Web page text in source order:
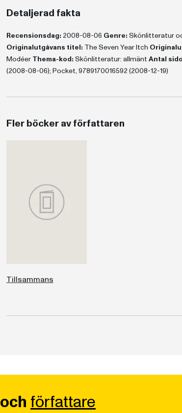
Detaljerad fakta
Recensionsdag: 2008-08-06 Genre: Skönlitteratur
Originalutgåvans titel: The Seven Year Itch
Modéer Thema-kod: Skönlitteratur: allmänt Antal
(2008-08-06); Pocket, 9789170016592 (2008-12-19)
Fler böcker av författaren
Tillsammans
och författare